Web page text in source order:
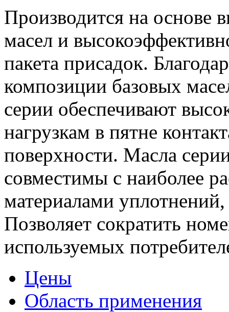
Производится на основе
масел и
пакета присадок.
композиции базовых
серии обеспечивают
нагрузкам в пятне
поверхности. Масла
совместимы с наиболее
материалами
Позволяет сократить
используемых
Цены
Область применения